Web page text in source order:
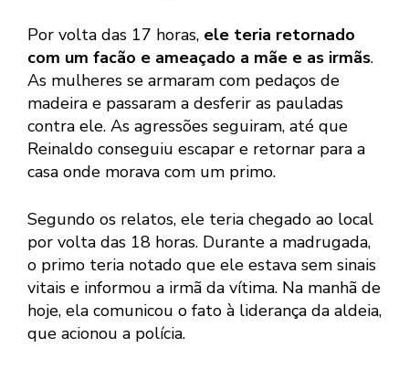
Por volta das 17 horas, ele teria retornado
com um facão e ameaçado a mãe e as irmãs.
As mulheres se armaram com pedaços de
madeira e passaram a desferir as pauladas
contra ele. As agressões seguiram, até que
Reinaldo conseguiu escapar e retornar para a
casa onde morava com um primo.
Segundo os relatos, ele teria chegado ao local
por volta das 18 horas. Durante a madrugada,
o primo teria notado que ele estava sem sinais
vitais e informou a irmã da vítima. Na manhã de
hoje, ela comunicou o fato à liderança da aldeia,
que acionou a polícia.